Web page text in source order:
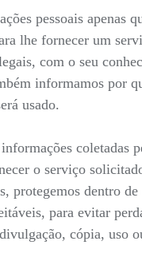
pessoais apenas
lhe fornecer um
com o seu
informamos por
usado.
coletadas
o serviço
protegemos dentro
para evitar
cópia, uso